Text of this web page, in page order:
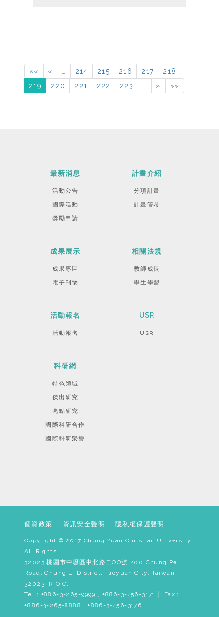
«« « 214 215 216 217
218
219
220 221 222 223 » »»
最新消息
活動公告
國際活動
獎勵申請
計畫介紹
分項計畫
計畫管考
成果展示
成果專區
電子刊物
相關法規
教師成長
學生學習
活動報名
活動報名
USR
USR
科研網
特色領域
傑出研究
亮點研究
國際科研合作
國際科研榮譽
個資政策 資訊安全聲明 隱私權保護聲明
Copyright © 2017 Chung Yuan Christian University
All Rights
32023 桃園市中壢區中北路二OO號 200 Chung Pei
Road, Chung Li District, Taoyuan City, Taiwan
32023, R.O.C.
Tel：+886-3-265-9999 , +886-3-456-3171 │ Fax：
+886-3-265-8888 , +886-3-456-3176